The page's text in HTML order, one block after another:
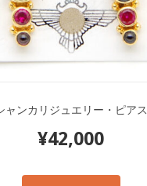
ャンカリジュエリー・ピアス
¥42,000